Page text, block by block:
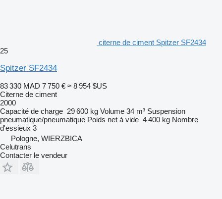
citerne de ciment Spitzer SF2434
25
Spitzer SF2434
83 330 MAD 7 750 € ≈ 8 954 $US
Citerne de ciment
2000
Capacité de charge 29 600 kg Volume 34 m³ Suspension
pneumatique/pneumatique Poids net à vide 4 400 kg Nombre
d'essieux 3
Pologne, WIERZBICA
Celutrans
Contacter le vendeur